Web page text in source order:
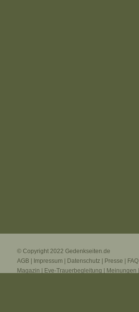
© Copyright 2022 Gedenkseiten.de
AGB
Impressum Datenschutz Presse
FAQ
Magazin
Eve-Trauerbegleitung Meinungen